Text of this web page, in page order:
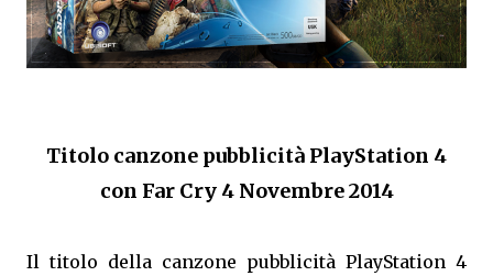
Titolo canzone pubblicità PlayStation 4
con Far Cry 4 Novembre 2014
Il titolo della canzone pubblicità PlayStation 4